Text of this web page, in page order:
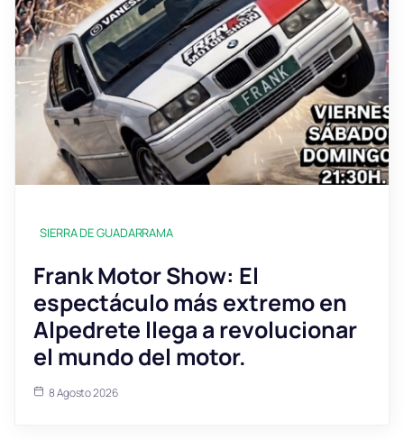
SIERRA DE GUADARRAMA
Frank Motor Show: El
espectáculo más extremo en
Alpedrete llega a revolucionar
el mundo del motor.
8 Agosto 2026